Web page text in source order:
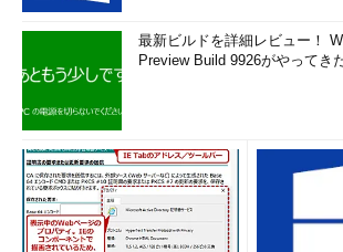
最新ビルドを詳細レビュー！
Preview Build 9926がやってき